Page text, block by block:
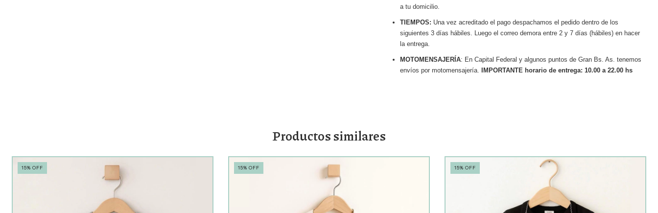
a tu domicilio.
TIEMPOS: Una vez acreditado el pago despachamos el pedido dentro de los
siguientes 3 días hábiles. Luego el correo demora entre 2 y 7 días (hábiles) en hacer
la entrega.
MOTOMENSAJERÍA: En Capital Federal y algunos puntos de Gran Bs. As. tenemos
envíos por motomensajería. IMPORTANTE horario de entrega: 10.00 a 22.00 hs
Productos similares
15% OFF 15% OFF 15% OFF